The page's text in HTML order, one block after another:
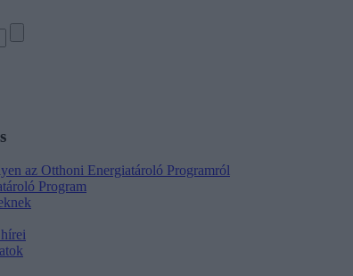
az Otthoni Energiatároló Programról
Program